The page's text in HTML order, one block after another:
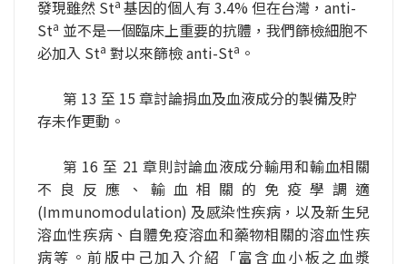
發現雖然 Sta 基因的個人有 3.4% 但在台灣，anti-
Sta 並不是一個臨床上重要的抗體，我們篩檢細胞不
必加入 Sta 對以來篩檢 anti-Sta 。
第 13 至 15 章討論捐血及血液成分的製備及貯
存未作更動。
第 16 至 21 章則討論血液成分輸用和輸血相關
不良反應、輸血相關的免疫學調適
(Immunomodulation) 及感染性疾病，以及新生兒
溶血性疾病、自體免疫溶血和藥物相關的溶血性疾
病等。前版中己加入介紹「富含血小板之血漿